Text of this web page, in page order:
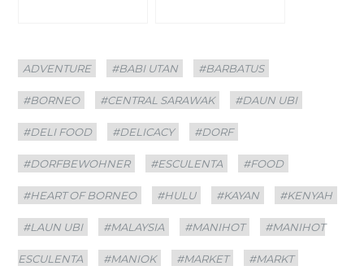
Categories
ADVENTURE
Tags
#BABI UTAN #BARBATUS
#BORNEO #CENTRAL SARAWAK #DAUN UBI
#DELI FOOD #DELICACY #DORF
#DORFBEWOHNER #ESCULENTA #FOOD
#HEART OF BORNEO #HULU #KAYAN #KENYAH
#LAUN UBI #MALAYSIA #MANIHOT #MANIHOT
ESCULENTA #MANIOK #MARKET #MARKT